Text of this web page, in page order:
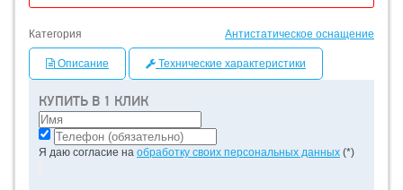
КУПИТЬ В 1 КЛИК
Я даю согласие на обработку своих персональных данных (*)
Категория Антистатическое оснащение
Описание Технические характеристики